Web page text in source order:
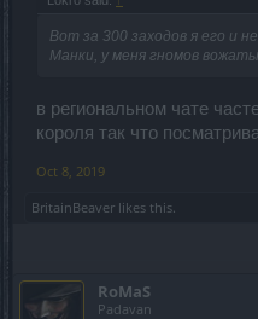
Вот за 300 заходов я его и
Манки, у меня гномов
в региональном чате
короля так что
Oct 8, 2019
BritainBeaver likes this.
RoMaS
Padavan